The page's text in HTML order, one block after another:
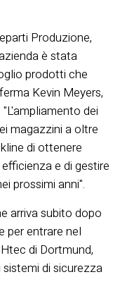
Produzione,
è stata
prodotti che
Kevin Meyers,
dei
magazzini a oltre
di ottenere
e di gestire
prossimi anni".
arriva subito dopo
per entrare nel
di Dortmund,
di sicurezza